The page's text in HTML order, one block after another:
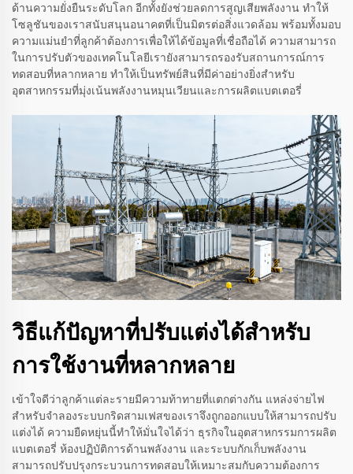
ด้านความยั่งยืนระดับโลก อีกทั้งยังช่วยลดการสูญเสียพลังงาน ทำให้
โซลูชันของเราสนับสนุนอนาคตที่เป็นมิตรต่อสิ่งแวดล้อม พร้อมทั้งมอบ
ความแม่นยำที่ลูกค้าต้องการเพื่อให้ได้ข้อมูลที่เชื่อถือได้ ความสามารถ
ในการปรับตัวของเทคโนโลยีเรายังสามารถรองรับสถานการณ์การ
ทดสอบที่หลากหลาย ทำให้เป็นทรัพย์สินที่มีค่าอย่างยิ่งสำหรับ
อุตสาหกรรมที่มุ่งเน้นพลังงานหมุนเวียนและการผลิตแบตเตอรี่
วิธีแก้ปัญหาที่ปรับแต่งได้สำหรับ
การใช้งานที่หลากหลาย
เข้าใจดีว่าลูกค้าแต่ละรายมีความท้าทายที่แตกต่างกัน แหล่งจ่ายไฟ
สำหรับจำลองระบบกริดสามเฟสของเราจึงถูกออกแบบให้สามารถปรับ
แต่งได้ ความยืดหยุ่นนี้ทำให้มั่นใจได้ว่า ธุรกิจในอุตสาหกรรมการผลิต
แบตเตอรี่ ห้องปฏิบัติการด้านพลังงาน และระบบกักเก็บพลังงาน
สามารถปรับปรุงกระบวนการทดสอบให้เหมาะสมกับความต้องการ